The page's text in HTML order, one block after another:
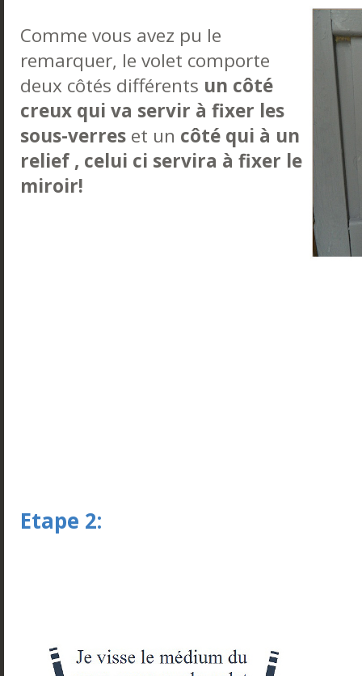
Comme vous avez pu le
remarquer, le volet comporte
deux côtés différents un côté
creux qui va servir à fixer les
sous-verres et un côté qui à un
relief , celui ci servira à fixer le
miroir!
Etape 2: